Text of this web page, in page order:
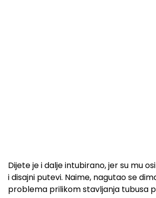
Dijete je i dalje intubirano, jer su mu
i disajni putevi. Naime, nagutao se
problema prilikom stavljanja tubusa